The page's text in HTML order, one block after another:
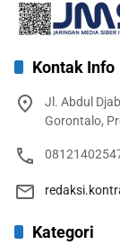
Kontak Info
Jl. Abdul
Gorontalo,
Kategori